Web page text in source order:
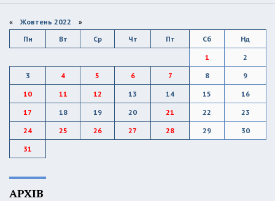
« Жовтень 2022 »
Пн
Вт Ср Чт Пт Сб
Нд
1
2
3
4 5 6 7 8
9
10
11 12 13 14 15
16
17
18 19 20 21 22
23
24
25 26 27 28 29
30
31
АРХІВ